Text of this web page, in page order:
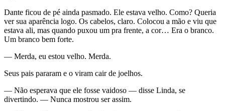
Dante ficou de pé ainda pasmado. Ele estava velho. Como? Queria
ver sua aparência logo. Os cabelos, claro. Colocou a mão e viu que
estava ali, mas quando puxou um pra frente, a cor… Era o branco.
Um branco bem forte.
— Merda, eu estou velho. Merda.
Seus pais pararam e o viram cair de joelhos.
— Não esperava que ele fosse vaidoso — disse Linda, se
divertindo. — Nunca mostrou ser assim.